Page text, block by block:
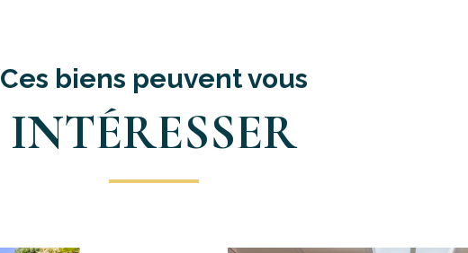
Ces biens peuvent vous
INTÉRESSER